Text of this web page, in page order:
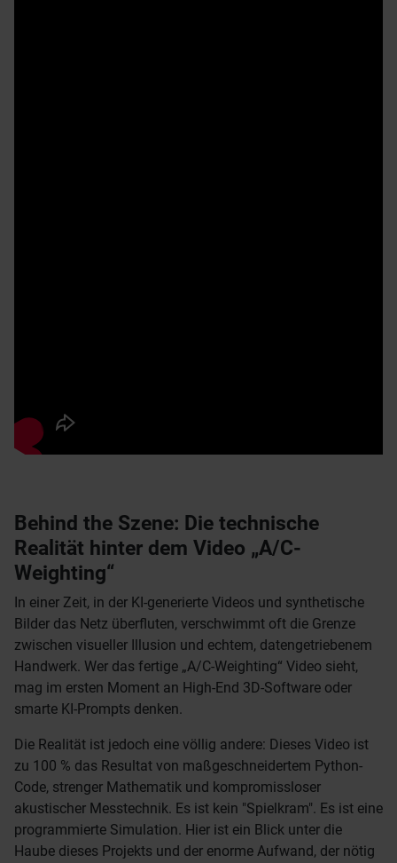
Behind the Szene: Die technische
Realität hinter dem Video „A/C-
Weighting“
In einer Zeit, in der KI-generierte Videos und synthetische
Bilder das Netz überfluten, verschwimmt oft die Grenze
zwischen visueller Illusion und echtem, datengetriebenem
Handwerk. Wer das fertige „A/C-Weighting“ Video sieht,
mag im ersten Moment an High-End 3D-Software oder
smarte KI-Prompts denken.
Die Realität ist jedoch eine völlig andere: Dieses Video ist
zu 100 % das Resultat von maßgeschneidertem Python-
Code, strenger Mathematik und kompromissloser
akustischer Messtechnik. Es ist kein "Spielkram". Es ist eine
programmierte Simulation. Hier ist ein Blick unter die
Haube dieses Projekts und der enorme Aufwand, der nötig